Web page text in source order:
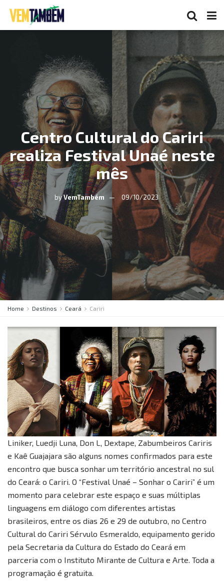
Centro Cultural do Cariri
realiza Festival Unaé neste
mês
byVemTambém 09/10/2023
Home Destinos Ceará Cariri
Liniker, Luedji Luna, Don L, Dextape, Zabumbeiros Cariris
e Kaê Guajajara são alguns nomes confirmados para este
encontro que busca sonhar um território ancestral no sul
do Ceará: o Cariri. O “Festival Unaé – Sonhar o Cariri” é um
momento para celebrar este espaço e suas múltiplas
linguagens em diálogo com diferentes artistas
brasileiros, entre os dias 26 e 29 de outubro, no Centro
Cultural do Cariri Sérvulo Esmeraldo, equipamento gerido
pela Secretaria da Cultura do Estado do Ceará em
parceria com o Instituto Mirante de Cultura e Arte. Toda a
programação é gratuita.